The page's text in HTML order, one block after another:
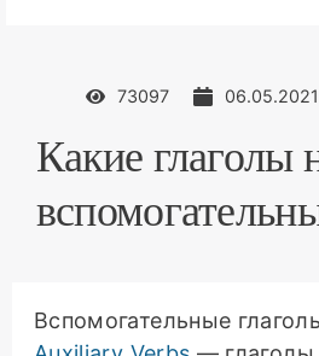
73097 06.05.2021
Какие глаголы
Вспомогательные